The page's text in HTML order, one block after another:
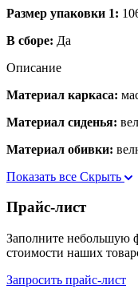
Размер упаковки 1:
В сборе: Да
Описание
Материал каркаса:
Материал сиденья:
Материал обивки:
Показать все Скрыть
Прайс-лист
Заполните
стоимости наших
Запросить прайс-лист